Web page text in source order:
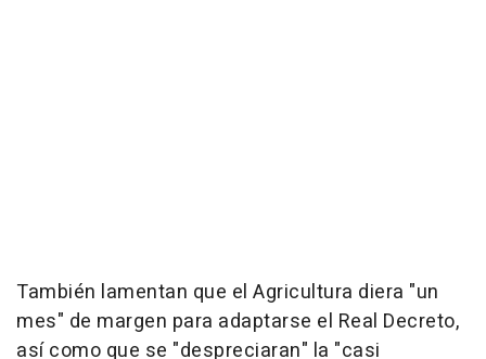
También lamentan que el Agricultura diera "un
mes" de margen para adaptarse el Real Decreto,
así como que se "despreciaran" la "casi